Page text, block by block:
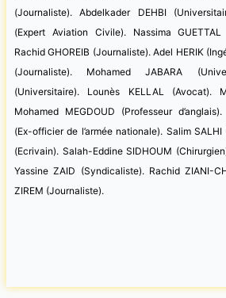
(Journaliste). Abdelkader DEHBI
(Expert Aviation Civile). Nassima
Rachid GHOREIB (Journaliste). Adel HERIK
(Journaliste). Mohamed JABARA
(Universitaire). Lounès KELLAL (Avocat).
Mohamed MEGDOUD (Professeur
(Ex-officier de l’armée nationale). Salim
(Ecrivain). Salah-Eddine SIDHOUM
Yassine ZAID (Syndicaliste). Rachid ZIANI-
ZIREM (Journaliste).